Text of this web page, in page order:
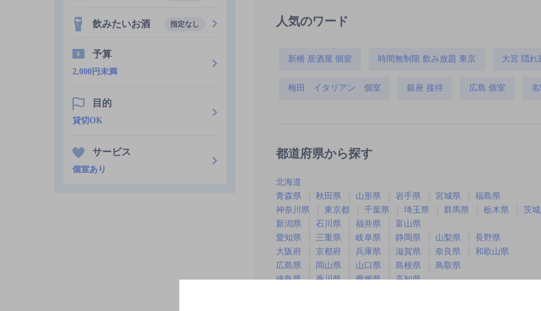
人気のワード
新橋 居酒屋 個室 時間無制限 飲み放題 東京 大宮 隠れ
梅田 イタリアン 個室 銀座 接待 広島 個室
都道府県から探す
北海道
青森県
秋田県 山形県 岩手県 宮城県
福島県
神奈川県
東京都 千葉県 埼玉県 群馬県 栃木県
茨
新潟県
石川県 福井県
富山県
愛知県
三重県 岐阜県 静岡県 山梨県
長野県
大阪府
京都府 兵庫県 滋賀県 奈良県
和歌山県
広島県
岡山県 山口県 島根県
鳥取県
徳島県
香川県 愛媛県
高知県
飲みたいお酒 指定なし
予算
2,000円未満
目的
貸切OK
サービス
個室あり